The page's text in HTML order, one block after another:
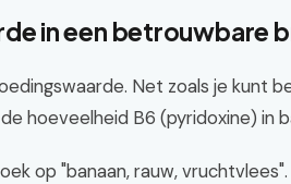
in een betrouwbare
Net zoals je kunt
hoeveelheid B6 (pyridoxine) in
op "banaan, rauw,